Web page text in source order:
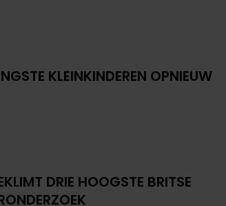
KLEINKINDEREN OPNIEUW
DRIE HOOGSTE BRITSE